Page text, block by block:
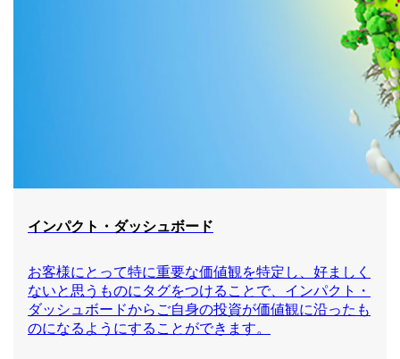
インパクト・ダッシュボード
お客様にとって特に重要な価値観を特定し、好ましく
ないと思うものにタグをつけることで、インパクト・
ダッシュボードからご自身の投資が価値観に沿ったも
のになるようにすることができます。